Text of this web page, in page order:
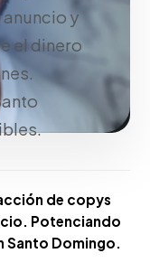
y
el dinero
de copys
Potenciando
Santo Domingo.